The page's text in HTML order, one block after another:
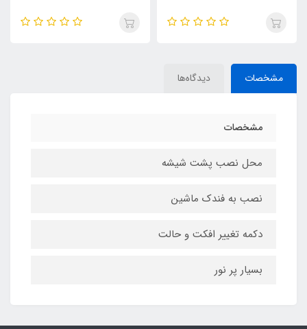
مشخصات دیدگاه‌ها
مشخصات
محل نصب پشت شیشه
نصب به فندک ماشین
دکمه تغییر افکت و حالت
بسیار پر نور